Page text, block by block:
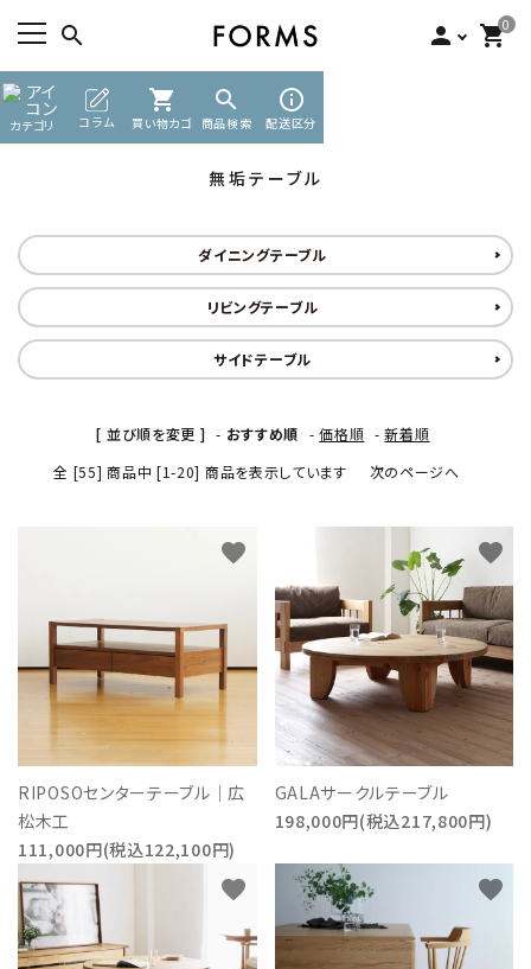
search person 0
shopping_cart
カテゴリ コラム
shopping_cart
買い物カゴ
search
商品検索
info_outline
配送区分
ACCOUNT MENU
ようこそ ゲスト 様
person 新規会員登録
search
カテゴリーから探す
インフォメーション
TOP 無垢テーブル
無垢テーブル
ダイニングテーブル
リビングテーブル
サイドテーブル
[ 並び順を変更 ] - おすすめ順 -価格順 -新着順
全 [55] 商品中 [1-20] 商品を表示しています
次のページへ
RIPOSOセンターテーブル｜広
松木工
111,000円(税込122,100円)
favorite
GALAサークルテーブル
198,000円(税込217,800円)
favorite
favorite favorite